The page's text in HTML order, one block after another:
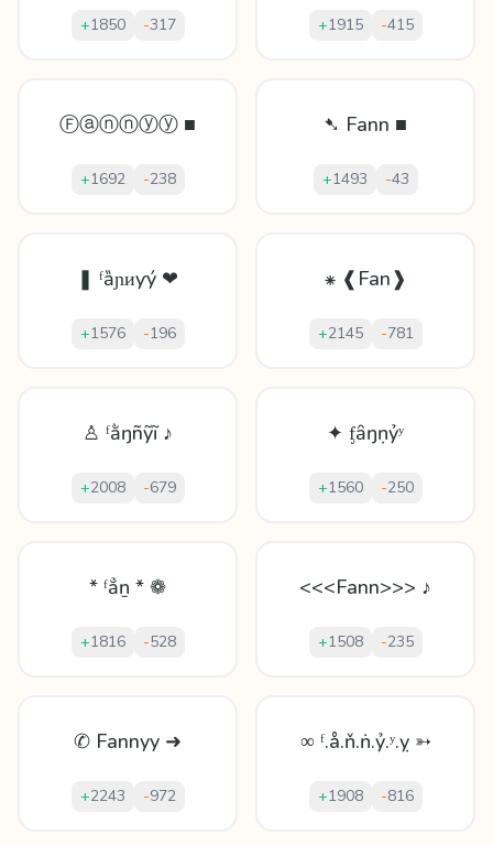
+1850 -317 +1915 -415
Ⓕⓐⓝⓝⓨⓨ ■
+1692 -238
➷ Fann ■
+1493 -43
❚ ᶠȁɲᴎƴý ❤
+1576 -196
⁕ ❰Fan❱
+2145 -781
♙ ᶠằŋñỹĩ ♪
+2008 -679
✦ ᶂȃŋṇỷʸ
+1560 -250
* ᶠẳṉ * ❁
+1816 -528
<<<Fann>>> ♪
+1508 -235
✆ Fannyy ➜
+2243 -972
∞ ᶠ.å.ň.ṅ.ỷ.ʸ.ỵ ➳
+1908 -816